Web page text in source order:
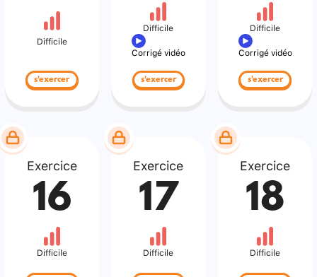
Difficile
s'exercer
Difficile
Corrigé vidéo
s'exercer
Difficile
Corrigé vidéo
s'exercer
Exercice
16
Difficile
Exercice
17
Difficile
Exercice
18
Difficile